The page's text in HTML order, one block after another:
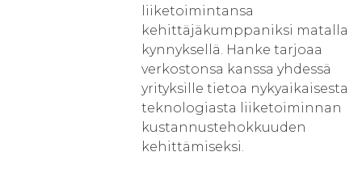
liiketoimintansa
kehittäjäkumppaniksi matalla
kynnyksellä. Hanke tarjoaa
verkostonsa kanssa yhdessä
yrityksille tietoa nykyaikaisesta
teknologiasta liiketoiminnan
kustannustehokkuuden
kehittämiseksi.